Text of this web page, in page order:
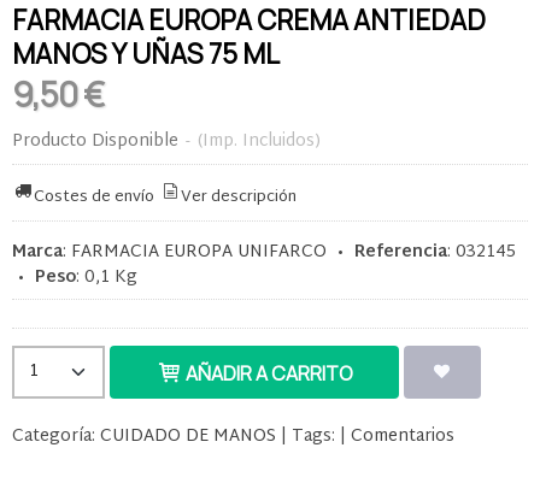
FARMACIA EUROPA CREMA ANTIEDAD
MANOS Y UÑAS 75 ML
9,50 €
Producto Disponible - (Imp. Incluidos)
Costes de envío Ver descripción
Marca: FARMACIA EUROPA UNIFARCO • Referencia: 032145
• Peso: 0,1 Kg
AÑADIR A CARRITO
Categoría: CUIDADO DE MANOS | Tags: | Comentarios